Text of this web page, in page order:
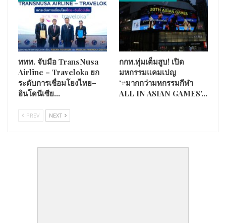
ททท. จับมือ TransNusa
Airline – Traveloka ยก
ระดับการเชื่อมโยงไทย–
อินโดนีเซีย…
กกท.ทุ่มเต็มสูบ! เปิด
มหกรรมแคมเปญ
‘#มากกว่ามหกรรมกีฬา
ALL IN ASIAN GAMES’…
PREV NEXT